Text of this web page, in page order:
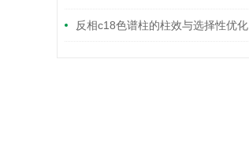
反相c18色谱柱的柱效与选择性优化